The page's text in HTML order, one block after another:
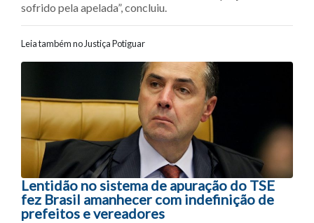
sofrido pela apelada”, concluiu.
Leia também no Justiça Potiguar
Navegação entre posts
Lentidão no sistema de apuração do TSE
fez Brasil amanhecer com indefinição de
prefeitos e vereadores